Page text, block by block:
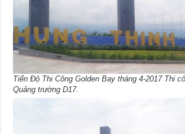
Tiến Độ Thi Công Golden Bay tháng 4-2017 Thi
Quảng trường D17.